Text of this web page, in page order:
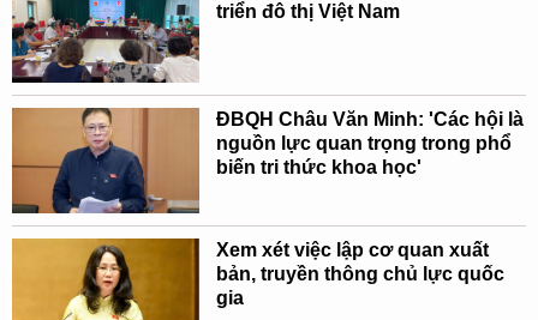
triển đô thị Việt Nam
ĐBQH Châu Văn Minh: 'Các hội là
nguồn lực quan trọng trong phổ
biến tri thức khoa học'
Xem xét việc lập cơ quan xuất
bản, truyền thông chủ lực quốc
gia